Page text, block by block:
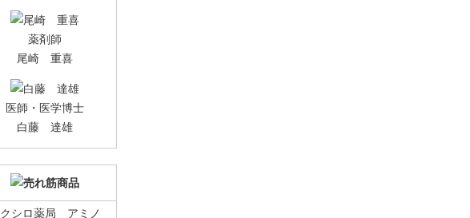
薬剤師
尾崎 重喜
医師・医学博士
白藤 達雄
クシロ薬局 アミノ